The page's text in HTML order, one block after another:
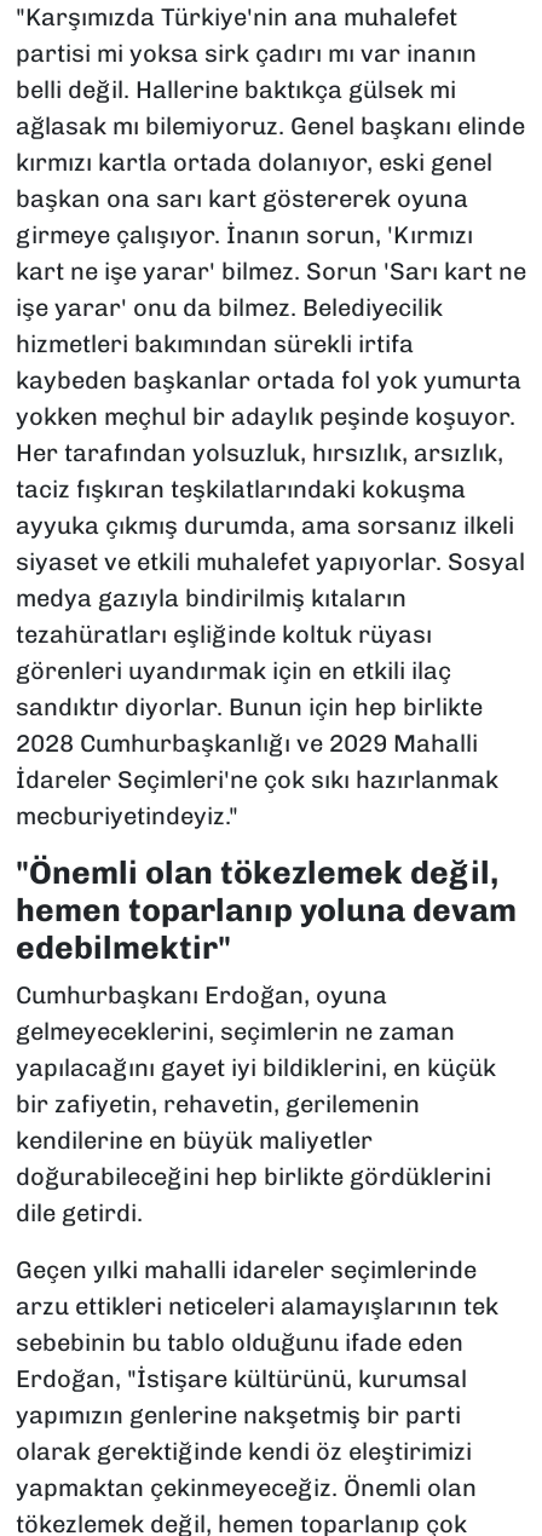
"Karşımızda Türkiye'nin ana muhalefet
partisi mi yoksa sirk çadırı mı var inanın
belli değil. Hallerine baktıkça gülsek mi
ağlasak mı bilemiyoruz. Genel başkanı elinde
kırmızı kartla ortada dolanıyor, eski genel
başkan ona sarı kart göstererek oyuna
girmeye çalışıyor. İnanın sorun, 'Kırmızı
kart ne işe yarar' bilmez. Sorun 'Sarı kart ne
işe yarar' onu da bilmez. Belediyecilik
hizmetleri bakımından sürekli irtifa
kaybeden başkanlar ortada fol yok yumurta
yokken meçhul bir adaylık peşinde koşuyor.
Her tarafından yolsuzluk, hırsızlık, arsızlık,
taciz fışkıran teşkilatlarındaki kokuşma
ayyuka çıkmış durumda, ama sorsanız ilkeli
siyaset ve etkili muhalefet yapıyorlar. Sosyal
medya gazıyla bindirilmiş kıtaların
tezahüratları eşliğinde koltuk rüyası
görenleri uyandırmak için en etkili ilaç
sandıktır diyorlar. Bunun için hep birlikte
2028 Cumhurbaşkanlığı ve 2029 Mahalli
İdareler Seçimleri'ne çok sıkı hazırlanmak
mecburiyetindeyiz."
"Önemli olan tökezlemek değil,
hemen toparlanıp yoluna devam
edebilmektir"
Cumhurbaşkanı Erdoğan, oyuna
gelmeyeceklerini, seçimlerin ne zaman
yapılacağını gayet iyi bildiklerini, en küçük
bir zafiyetin, rehavetin, gerilemenin
kendilerine en büyük maliyetler
doğurabileceğini hep birlikte gördüklerini
dile getirdi.
Geçen yılki mahalli idareler seçimlerinde
arzu ettikleri neticeleri alamayışlarının tek
sebebinin bu tablo olduğunu ifade eden
Erdoğan, "İstişare kültürünü, kurumsal
yapımızın genlerine nakşetmiş bir parti
olarak gerektiğinde kendi öz eleştirimizi
yapmaktan çekinmeyeceğiz. Önemli olan
tökezlemek değil, hemen toparlanıp çok